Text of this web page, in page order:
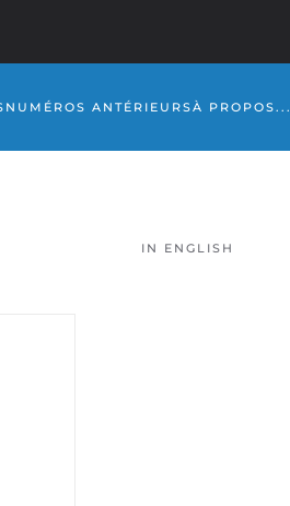
NUMÉROS ANTÉRIEURSÀ PROPOS...
IN ENGLISH